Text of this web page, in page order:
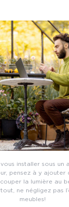
installer sous un
pensez à y ajouter
la lumière au
ne négligez pas
meubles!